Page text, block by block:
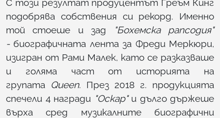
С този резултат продуцентът Греъм Кинг
подобрява собствения си рекорд. Именно
той стоеше и зад "Бохемска рапсодия"
-биографичната лента за Фреди Меркюри,
изигран от Рами Малек, като се разказваше
и голяма част от историята на
групата Queen. През 2018 г. продукцията
спечели 4 награди "Оскар" и дълго държеше
върха сред музикалните биографични